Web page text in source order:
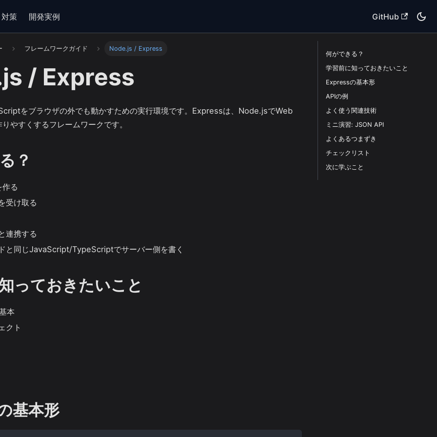
策 開発実例 GitHub
フレームワークガイド Node.js / Express
/ Express
をブラウザの外でも動かすための実行環境です。Expressは、Node.jsでWeb
やすくするフレームワークです。
？
る
受け取る
連携する
と同じJavaScript/TypeScriptでサーバー側を書く
っておきたいこと
本
クト
基本形
何ができる？
学習前に知っておきたいこと
Expressの基本形
APIの例
よく使う関連技術
ミニ演習: JSON API
よくあるつまずき
チェックリスト
次に学ぶこと